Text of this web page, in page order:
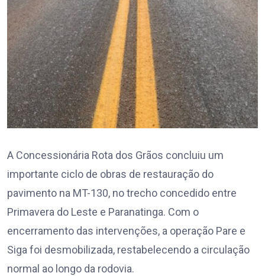
A Concessionária Rota dos Grãos concluiu um
importante ciclo de obras de restauração do
pavimento na MT-130, no trecho concedido entre
Primavera do Leste e Paranatinga. Com o
encerramento das intervenções, a operação Pare e
Siga foi desmobilizada, restabelecendo a circulação
normal ao longo da rodovia.